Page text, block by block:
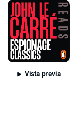
Vista previa